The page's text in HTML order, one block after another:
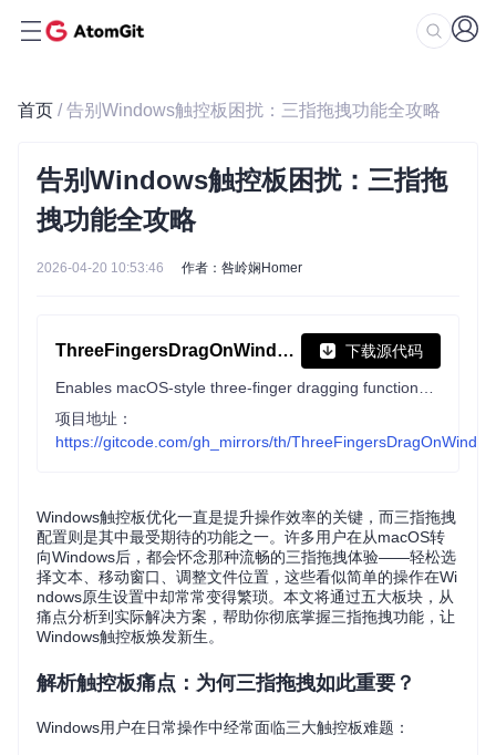
首页 / 告别Windows触控板困扰：三指拖拽功能全攻略
告别Windows触控板困扰：三指拖
拽功能全攻略
2026-04-20 10:53:46 作者：咎岭娴Homer
ThreeFingersDragOnWindows 下载源代码
项目地址：
https://gitcode.com/gh_mirrors/th/
Windows触控板优化一直是提升操作效率的关键，而三指拖拽
配置则是其中最受期待的功能之一。许多用户在从macOS转
向Windows后，都会怀念那种流畅的三指拖拽体验——轻松选
择文本、移动窗口、调整文件位置，这些看似简单的操作在Wi
ndows原生设置中却常常变得繁琐。本文将通过五大板块，从
痛点分析到实际解决方案，帮助你彻底掌握三指拖拽功能，让
Windows触控板焕发新生。
解析触控板痛点：为何三指拖拽如此重要？
Windows用户在日常操作中经常面临三大触控板难题：